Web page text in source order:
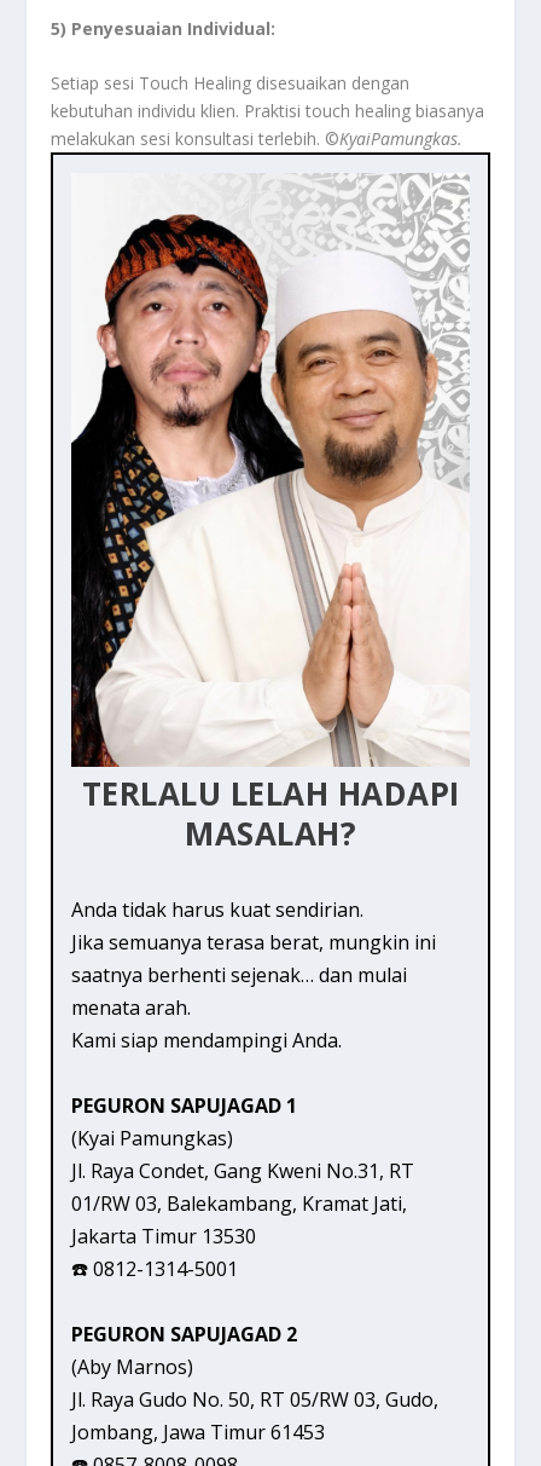
5) Penyesuaian Individual:
Setiap sesi Touch Healing disesuaikan dengan
kebutuhan individu klien. Praktisi touch healing biasanya
melakukan sesi konsultasi terlebih. ©️KyaiPamungkas.
TERLALU LELAH HADAPI
MASALAH?
Anda tidak harus kuat sendirian.
Jika semuanya terasa berat, mungkin ini
saatnya berhenti sejenak… dan mulai
menata arah.
Kami siap mendampingi Anda.
PEGURON SAPUJAGAD 1
(Kyai Pamungkas)
Jl. Raya Condet, Gang Kweni No.31, RT
01/RW 03, Balekambang, Kramat Jati,
Jakarta Timur 13530
☎️ 0812-1314-5001
PEGURON SAPUJAGAD 2
(Aby Marnos)
Jl. Raya Gudo No. 50, RT 05/RW 03, Gudo,
Jombang, Jawa Timur 61453